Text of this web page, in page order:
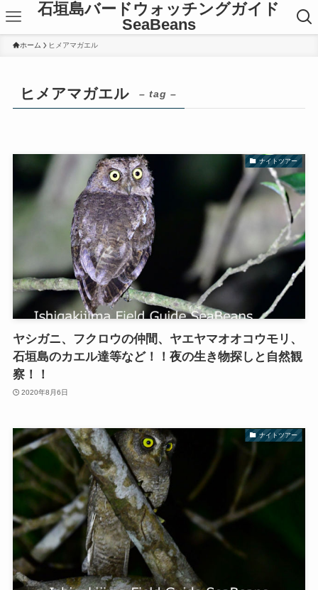
石垣島バードウォッチングガイド
SeaBeans
ホーム ヒメアマガエル
ヒメアマガエル – tag –
ナイトツアー
ヤシガニ、フクロウの仲間、ヤエヤマオオコウモリ、
石垣島のカエル達等など！！夜の生き物探しと自然観
察！！
2020年8月6日
ナイトツアー